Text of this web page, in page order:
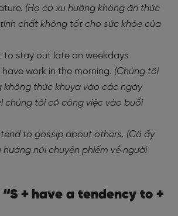
(Họ có xu hướng không ăn thức
chất không tốt cho sức khỏe của
to stay out late on weekdays
have work in the morning. (Chúng tôi
không thức khuya vào các ngày
chúng tôi có công việc vào buổi
to gossip about others. (Cô ấy
hướng nói chuyện phiếm về người
+ have a tendency to +